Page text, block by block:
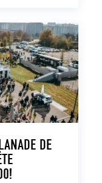
DE